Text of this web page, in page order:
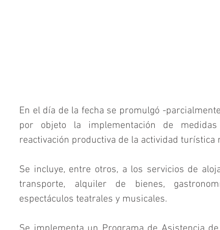
En el día de la fecha se promulgó -
por objeto la implementación de
reactivación productiva de la actividad turística
Se incluye, entre otros, a los servicios de
transporte, alquiler de bienes,
espectáculos teatrales y musicales.